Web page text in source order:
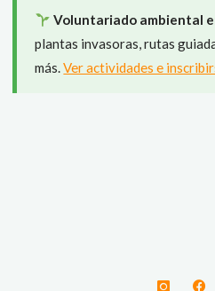
cascadas
Voluntariado ambiental
plantas invasoras, rutas
más.Ver actividades e